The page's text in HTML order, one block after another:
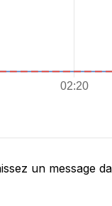
un message